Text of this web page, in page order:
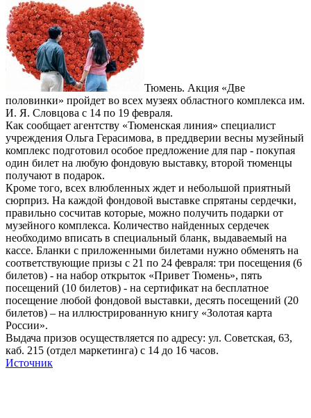
Тюмень. Акция «Две
половинки» пройдет во всех музеях областного комплекса им.
И. Я. Словцова с 14 по 19 февраля.
Как сообщает агентству «Тюменская линия» специалист
учреждения Ольга Герасимова, в преддверии весны музейный
комплекс подготовил особое предложение для пар - покупая
один билет на любую фондовую выставку, второй тюменцы
получают в подарок.
Кроме того, всех влюбленных ждет и небольшой приятный
сюрприз. На каждой фондовой выставке спрятаны сердечки,
правильно сосчитав которые, можно получить подарки от
музейного комплекса. Количество найденных сердечек
необходимо вписать в специальный бланк, выдаваемый на
кассе. Бланки с приложенными билетами нужно обменять на
соответствующие призы с 21 по 24 февраля: три посещения (6
билетов) - на набор открыток «Привет Тюмень», пять
посещений (10 билетов) - на сертификат на бесплатное
посещение любой фондовой выставки, десять посещений (20
билетов) – на иллюстрированную книгу «Золотая карта
России».
Выдача призов осуществляется по адресу: ул. Советская, 63,
каб. 215 (отдел маркетинга) с 14 до 16 часов.
Источник